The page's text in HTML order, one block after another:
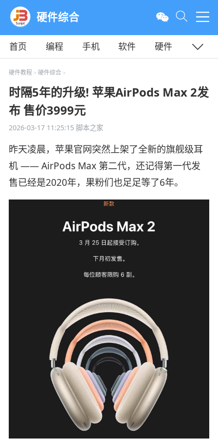
硬件综合
首页 编程 手机 软件
硬件
教程
平面
硬件教程 > 硬件综合>
时隔5年的升级! 苹果AirPods Max 2发
布 售价3999元
2026-03-17 11:25:15脚本之家
昨天凌晨，苹果官网突然上架了全新的旗舰级耳
机 —— AirPods Max 第二代，还记得第一代发
售已经是2020年，果粉们也足足等了6年。